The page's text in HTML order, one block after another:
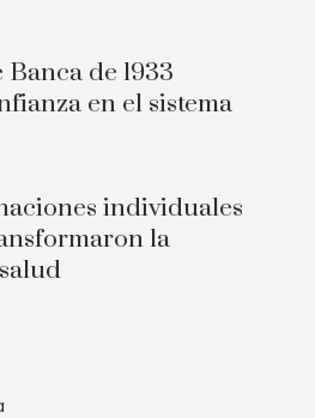
de 1933
en el sistema
individuales
la